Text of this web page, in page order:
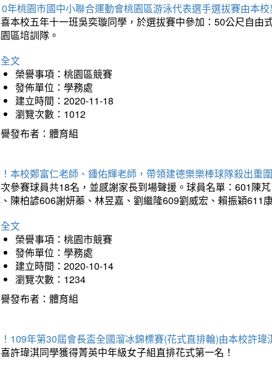
年桃園市國中小聯合運動會桃園區游泳代表選手選拔賽由本
本校五年十一班吳奕璇同學，於選拔賽中參加：50公尺自
區培訓隊。
文
榮譽事項：桃園區競賽
發佈單位：學務處
建立時間：2020-11-18
瀏覽次數：1012
發布者：體育組
本校鄭富仁老師、鍾佑輝老師，帶領建德樂樂棒球隊殺出重
參賽球員共18名，並感謝家長到場聲援。球員名單：601陳
陳柏諺606謝妍蓁、林昱嘉、劉繼隆609劉威宏、賴振穎611
文
榮譽事項：桃園市競賽
發佈單位：學務處
建立時間：2020-10-14
瀏覽次數：1234
發布者：體育組
109年第30屆會長盃全國溜冰錦標賽(花式直排輪)由本校許瑋
許瑋淇同學獲得菁英中年級女子組直排花式第一名！